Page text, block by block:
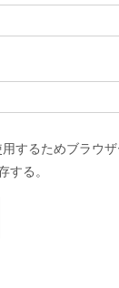
するためブラウ
する。